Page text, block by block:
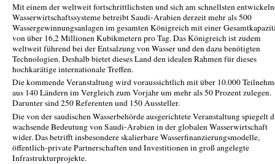
Mit einem der weltweit fortschrittlichsten und sich am schnellsten
Wasserwirtschaftssysteme betreibt Saudi-Arabien derzeit mehr als 500
Wassergewinnungsanlagen im gesamten Königreich mit einer
von über 16,2 Millionen Kubikmetern pro Tag. Das Königreich ist zudem
weltweit führend bei der Entsalzung von Wasser und den dazu benötigten
Technologien. Deshalb bietet dieses Land den idealen Rahmen für dieses
hochkarätige internationale Treffen.
Die kommende Veranstaltung wird voraussichtlich mit über 10.000
aus 140 Ländern im Vergleich zum Vorjahr um mehr als 50 Prozent zulegen.
Darunter sind 250 Referenten und 150 Aussteller.
Die von der saudischen Wasserbehörde ausgerichtete Veranstaltung spiegelt
wachsende Bedeutung von Saudi-Arabien in der globalen Wasserwirtschaft
wider. Das betrifft insbesondere skalierbare Wasserfinanzierungsmodelle,
öffentlich-private Partnerschaften und Investitionen in groß angelegte
Infrastrukturprojekte.